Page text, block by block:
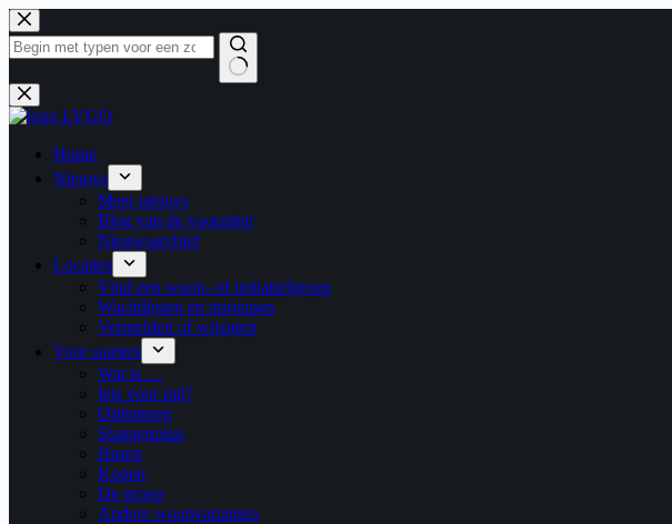
Ga
naar
de
Geen
resultaten
Home
Nieuws
Meer nieuws
Blog van de voorzitter
Nieuwsarchief
Locaties
Vind een woon- of initiatiefgroep
Wachtlijsten en oproepen
Vermelden of wijzigen
Voor starters
Wat is …
Iets voor mij?
Oriënteren
Stappenplan
Huren
Kopen
De groep
Andere woonvarianten